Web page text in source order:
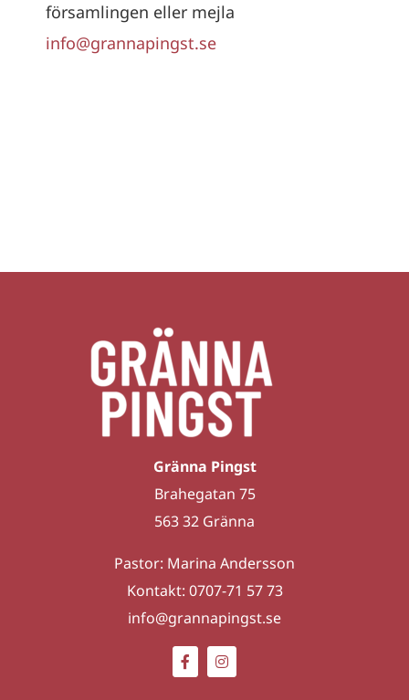
församlingen eller mejla
info@grannapingst.se
Gränna Pingst
Brahegatan 75
563 32 Gränna
Pastor: Marina Andersson
Kontakt: 0707-71 57 73
info@grannapingst.se